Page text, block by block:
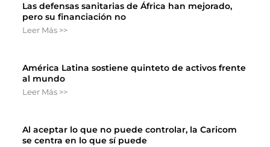
Las defensas sanitarias de África han mejorado,
pero su financiación no
Leer Más >>
América Latina sostiene quinteto de activos frente
al mundo
Leer Más >>
Al aceptar lo que no puede controlar, la Caricom
se centra en lo que sí puede